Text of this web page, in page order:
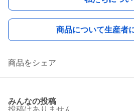
商品について生産者
商品をシェア
みんなの投稿